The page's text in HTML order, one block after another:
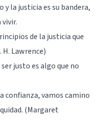
y la justicia es su bandera,
de la justicia que
Lawrence)
justo es algo que no
confianza, vamos camino
(Margaret